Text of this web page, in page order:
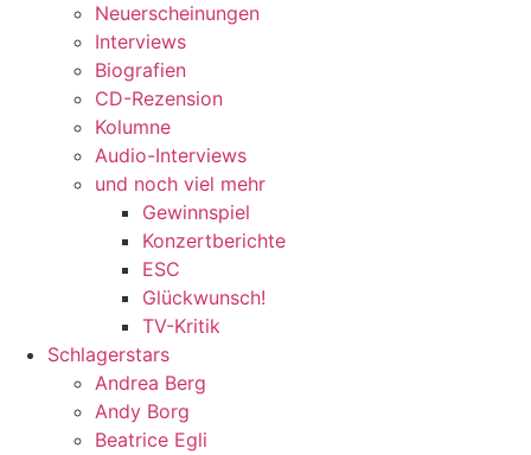
Neuerscheinungen
Interviews
Biografien
CD-Rezension
Kolumne
Audio-Interviews
und noch viel mehr
Gewinnspiel
Konzertberichte
ESC
Glückwunsch!
TV-Kritik
Schlagerstars
Andrea Berg
Andy Borg
Beatrice Egli